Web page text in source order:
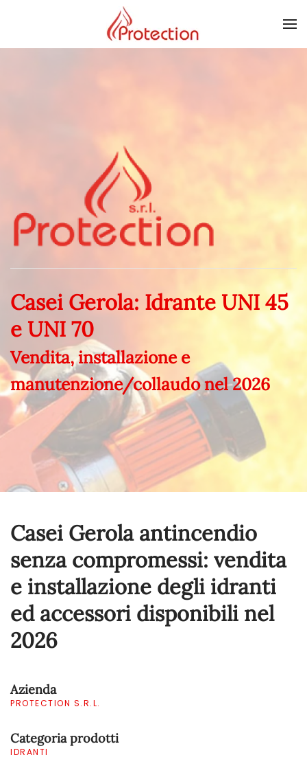
Skip to main content
Casei Gerola: Idrante UNI 45
e UNI 70
Vendita, installazione e
manutenzione/collaudo nel2026
Casei Gerola antincendio
senza compromessi: vendita
e installazione degli idranti
ed accessori disponibili nel
2026
Azienda
PROTECTION S.R.L.
Categoria prodotti
IDRANTI